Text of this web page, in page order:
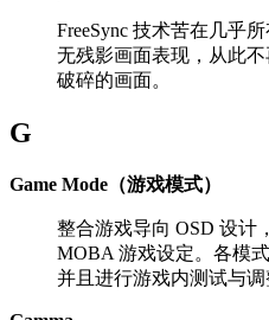
FreeSync 技术苦在几乎
无残影画面表现，从此
破碎的画面。
G
Game Mode（游戏模式）
整合游戏导向 OSD 设计
MOBA 游戏设定。各模
并且进行游戏内测试与调